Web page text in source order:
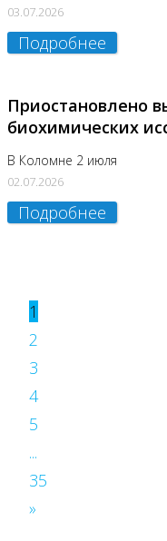
03.07.2026
Подробнее
Приостановлено
биохимических
В Коломне 2 июля
02.07.2026
Подробнее
1
2
3
4
5
...
35
»